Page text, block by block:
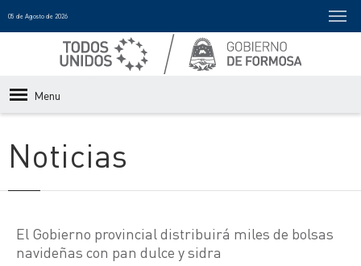
05 de Agosto de 2026
Menu
Noticias
El Gobierno provincial distribuirá miles de bolsas
navideñas con pan dulce y sidra